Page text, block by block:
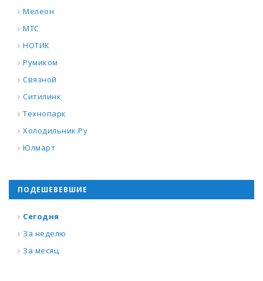
Мелеон
МТС
НОТИК
Румиком
Связной
Ситилинк
Технопарк
Холодильник.Ру
Юлмарт
ПОДЕШЕВЕВШИЕ
Сегодня
За неделю
За месяц